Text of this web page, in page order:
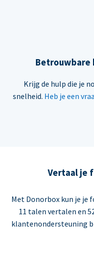
Betrouwbare
Krijg de hulp die je
snelheid. Heb je een
Vertaal je
Met Donorbox kun je je
11 talen vertalen en
klantenondersteuning